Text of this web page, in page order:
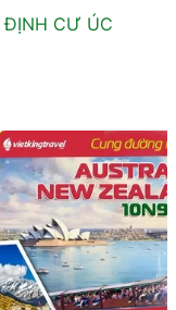
ĐỊNH CƯ ÚC